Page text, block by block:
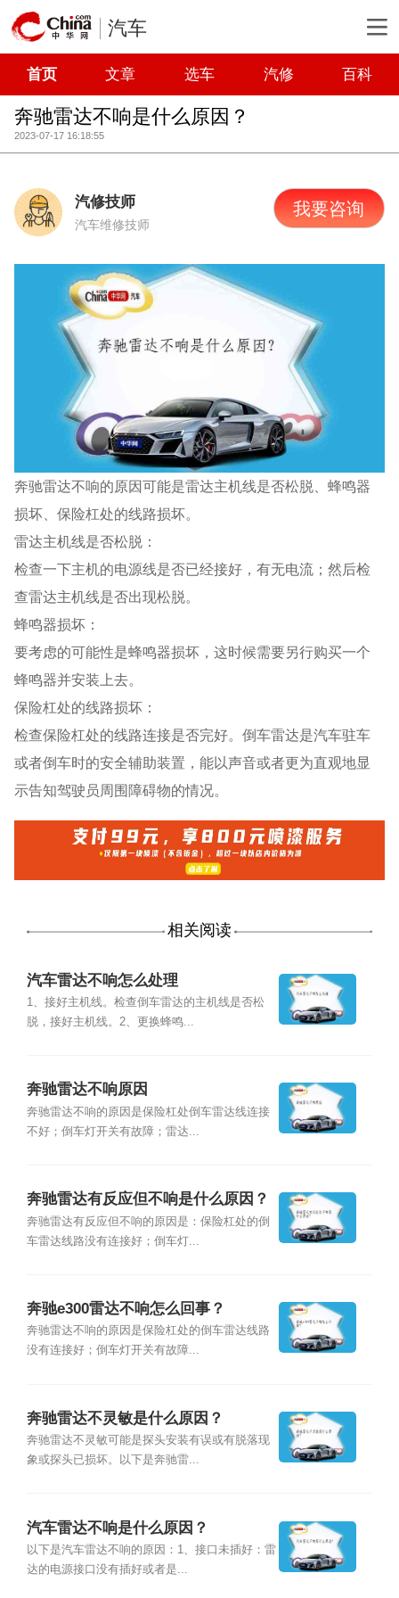
汽车
首页 文章 选车 汽修 百科
奔驰雷达不响是什么原因？
2023-07-17 16:18:55
汽修技师
汽车维修技师
我要咨询
奔驰雷达不响的原因可能是雷达主机线是否松脱、蜂鸣器
损坏、保险杠处的线路损坏。
雷达主机线是否松脱：
检查一下主机的电源线是否已经接好，有无电流；然后检
查雷达主机线是否出现松脱。
蜂鸣器损坏：
要考虑的可能性是蜂鸣器损坏，这时候需要另行购买一个
蜂鸣器并安装上去。
保险杠处的线路损坏：
检查保险杠处的线路连接是否完好。倒车雷达是汽车驻车
或者倒车时的安全辅助装置，能以声音或者更为直观地显
示告知驾驶员周围障碍物的情况。
相关阅读
汽车雷达不响怎么处理
1、接好主机线。检查倒车雷达的主机线是否松
脱，接好主机线。2、更换蜂鸣...
奔驰雷达不响原因
奔驰雷达不响的原因是保险杠处倒车雷达线连接
不好；倒车灯开关有故障；雷达...
奔驰雷达有反应但不响是什么原因？
奔驰雷达有反应但不响的原因是：保险杠处的倒
车雷达线路没有连接好；倒车灯...
奔驰e300雷达不响怎么回事？
奔驰雷达不响的原因是保险杠处的倒车雷达线路
没有连接好；倒车灯开关有故障...
奔驰雷达不灵敏是什么原因？
奔驰雷达不灵敏可能是探头安装有误或有脱落现
象或探头已损坏。以下是奔驰雷...
汽车雷达不响是什么原因？
以下是汽车雷达不响的原因：1、接口未插好：雷
达的电源接口没有插好或者是...